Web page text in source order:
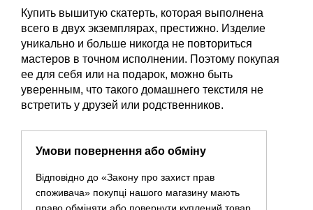
Купить вышитую скатерть, которая выполнена
всего в двух экземплярах, престижно. Изделие
уникально и больше никогда не повториться
мастеров в точном исполнении. Поэтому покупая
ее для себя или на подарок, можно быть
уверенным, что такого домашнего текстиля не
встретить у друзей или родственников.
Умови повернення або обміну
Відповідно до «Закону про захист прав
споживача» покупці нашого магазину мають